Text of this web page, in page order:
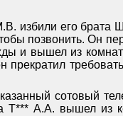
избили его брата
позвонить. Он
и вышел из
прекратил
сотовый
Т*** А.А. вышел из